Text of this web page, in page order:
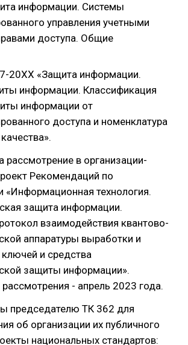
информации. Системы
управления учетными
доступа. Общие
20ХХ «Защита информации.
информации. Классификация
информации от
доступа и номенклатура
рассмотрение в организации-
Рекомендаций по
«Информационная технология.
защита информации.
взаимодействия квантово-
аппаратуры выработки и
и средства
защиты информации».
- апрель 2023 года.
председателю ТК 362 для
об организации их публичного
национальных стандартов: